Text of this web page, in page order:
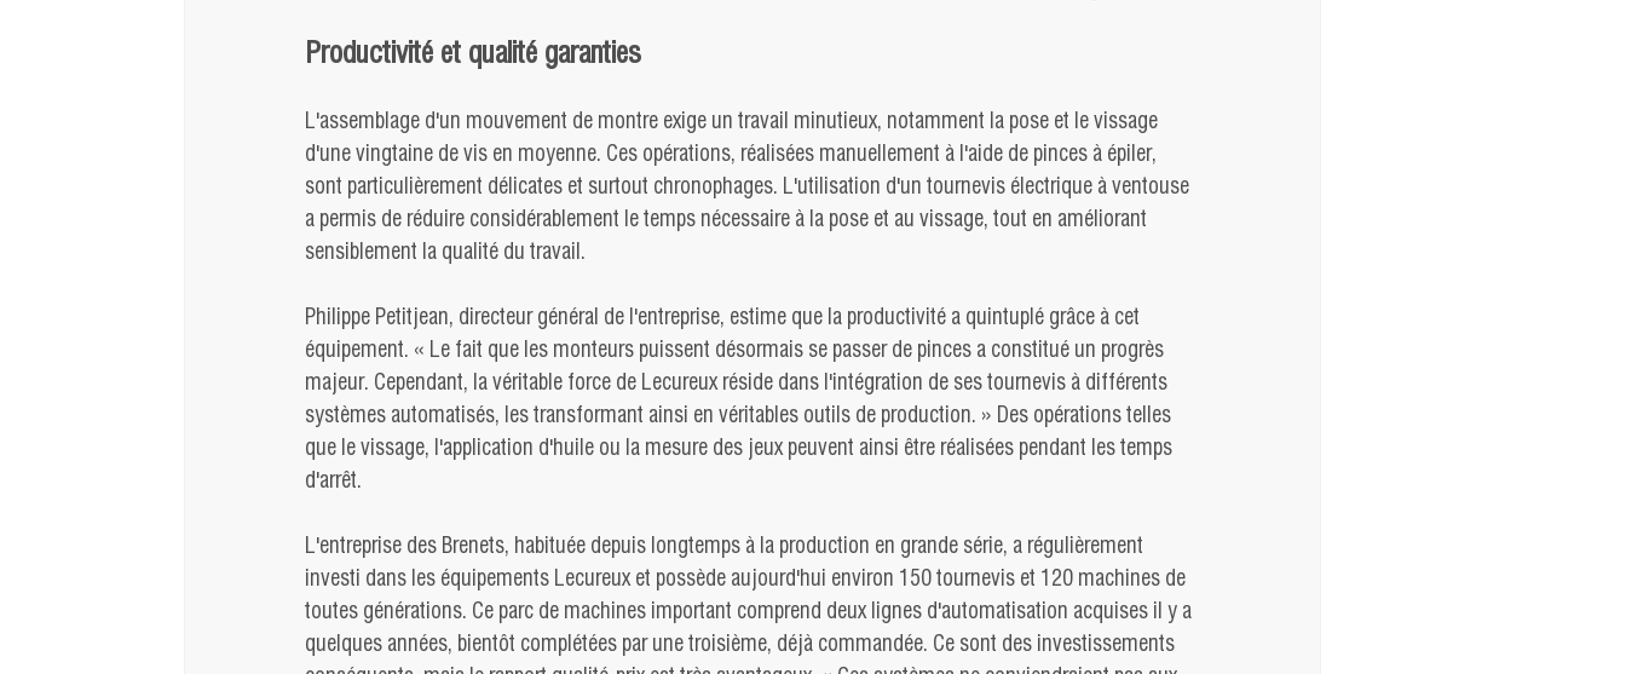
Productivité et qualité garanties
L'assemblage d'un mouvement de montre exige un travail minutieux, notamment la pose et le vissage
d'une vingtaine de vis en moyenne. Ces opérations, réalisées manuellement à l'aide de pinces à épiler,
sont particulièrement délicates et surtout chronophages. L'utilisation d'un tournevis électrique à ventouse
a permis de réduire considérablement le temps nécessaire à la pose et au vissage, tout en améliorant
sensiblement la qualité du travail.
Philippe Petitjean, directeur général de l'entreprise, estime que la productivité a quintuplé grâce à cet
équipement. « Le fait que les monteurs puissent désormais se passer de pinces a constitué un progrès
majeur. Cependant, la véritable force de Lecureux réside dans l'intégration de ses tournevis à différents
systèmes automatisés, les transformant ainsi en véritables outils de production. » Des opérations telles
que le vissage, l'application d'huile ou la mesure des jeux peuvent ainsi être réalisées pendant les temps
d'arrêt.
L'entreprise des Brenets, habituée depuis longtemps à la production en grande série, a régulièrement
investi dans les équipements Lecureux et possède aujourd'hui environ 150 tournevis et 120 machines de
toutes générations. Ce parc de machines important comprend deux lignes d'automatisation acquises il y a
quelques années, bientôt complétées par une troisième, déjà commandée. Ce sont des investissements